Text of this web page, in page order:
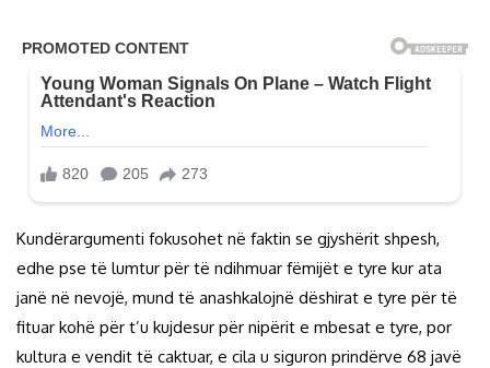
Kundërargumenti fokusohet në faktin se gjyshërit shpesh,
edhe pse të lumtur për të ndihmuar fëmijët e tyre kur ata
janë në nevojë, mund të anashkalojnë dëshirat e tyre për të
fituar kohë për t’u kujdesur për nipërit e mbesat e tyre, por
kultura e vendit të caktuar, e cila u siguron prindërve 68 javë